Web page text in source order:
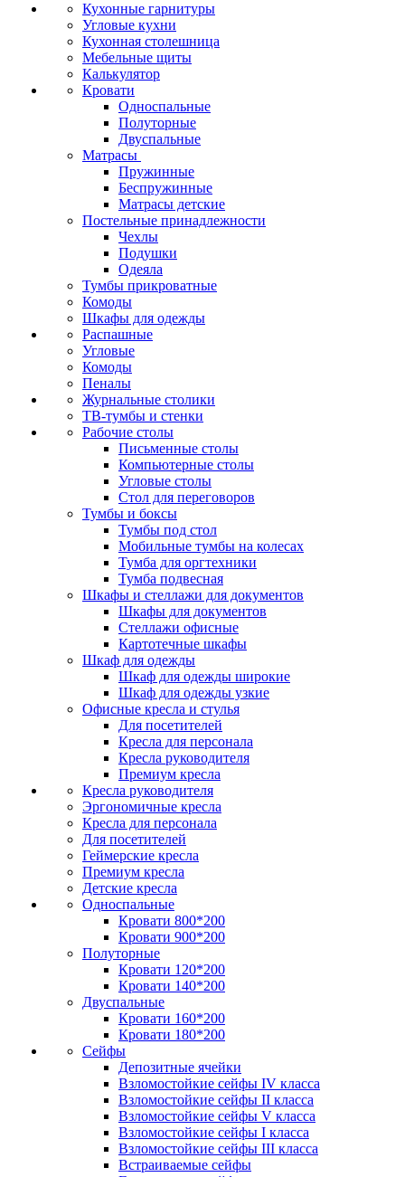
Кухонные гарнитуры
Угловые кухни
Кухонная столешница
Мебельные щиты
Калькулятор
Кровати
Односпальные
Полуторные
Двуспальные
Матрасы
Пружинные
Беспружинные
Матрасы детские
Постельные принадлежности
Чехлы
Подушки
Одеяла
Тумбы прикроватные
Комоды
Шкафы для одежды
Распашные
Угловые
Комоды
Пеналы
Журнальные столики
ТВ‑тумбы и стенки
Рабочие столы
Письменные столы
Компьютерные столы
Угловые столы
Стол для переговоров
Тумбы и боксы
Тумбы под стол
Мобильные тумбы на колесах
Тумба для оргтехники
Тумба подвесная
Шкафы и стеллажи для документов
Шкафы для документов
Стеллажи офисные
Картотечные шкафы
Шкаф для одежды
Шкаф для одежды широкие
Шкаф для одежды узкие
Офисные кресла и стулья
Для посетителей
Кресла для персонала
Кресла руководителя
Премиум кресла
Кресла руководителя
Эргономичные кресла
Кресла для персонала
Для посетителей
Геймерские кресла
Премиум кресла
Детские кресла
Односпальные
Кровати 800*200
Кровати 900*200
Полуторные
Кровати 120*200
Кровати 140*200
Двуспальные
Кровати 160*200
Кровати 180*200
Сейфы
Депозитные ячейки
Взломостойкие сейфы IV класса
Взломостойкие сейфы II класса
Взломостойкие сейфы V класса
Взломостойкие сейфы I класса
Взломостойкие сейфы III класса
Встраиваемые сейфы